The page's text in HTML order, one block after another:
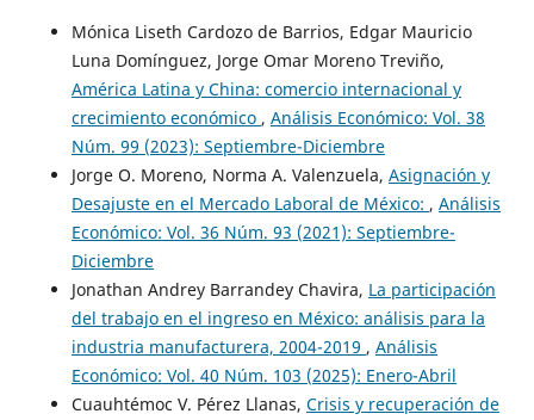
Mónica Liseth Cardozo de Barrios, Edgar Mauricio
Luna Domínguez, Jorge Omar Moreno Treviño,
América Latina y China: comercio internacional y
crecimiento económico , Análisis Económico: Vol. 38
Núm. 99 (2023): Septiembre-Diciembre
Jorge O. Moreno, Norma A. Valenzuela, Asignación y
Desajuste en el Mercado Laboral de México: , Análisis
Económico: Vol. 36 Núm. 93 (2021): Septiembre-
Diciembre
Jonathan Andrey Barrandey Chavira, La participación
del trabajo en el ingreso en México: análisis para la
industria manufacturera, 2004-2019 , Análisis
Económico: Vol. 40 Núm. 103 (2025): Enero-Abril
Cuauhtémoc V. Pérez Llanas, Crisis y recuperación de